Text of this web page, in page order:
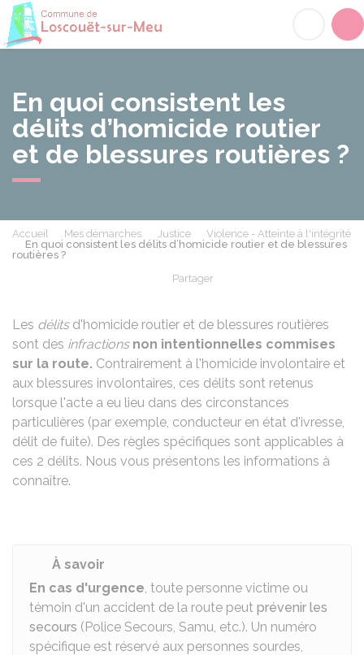
En quoi consistent les
délits d’homicide routier
et de blessures routières ?
Accueil Mes démarches Justice
Violence - Atteinte à l'intégrité
En quoi consistent les délits d’homicide routier et de blessures
routières ?
Partager
Les délitsd'homicide routier et de blessures routières
sont des infractions non intentionnelles commises
sur la route. Contrairement à l'homicide involontaire et
aux blessures involontaires, ces délits sont retenus
lorsque l'acte a eu lieu dans des circonstances
particulières (par exemple, conducteur en état d'ivresse,
délit de fuite). Des règles spécifiques sont applicables à
ces 2 délits. Nous vous présentons les informations à
connaître.
À savoir
En cas d'urgence, toute personne victime ou
témoin d'un accident de la route peut prévenir les
secours (Police Secours, Samu, etc.). Un numéro
spécifique est réservé aux personnes sourdes,